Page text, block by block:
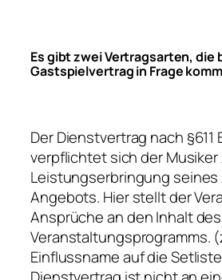
Es gibt zwei Vertragsarten, die
Gastspielvertrag in Frage
Der Dienstvertrag nach §611
verpflichtet sich der Musiker
Leistungserbringung
Angebots. Hier stellt der
Ansprüche an den Inhalt des
Veranstaltungsprogramms.
Einflussname auf die